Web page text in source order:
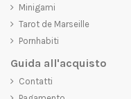
Minigami
Tarot de Marseille
Pornhabiti
Guida all'acquisto
Contatti